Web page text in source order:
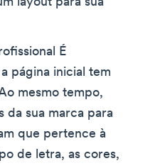
É
página inicial tem
mesmo tempo,
da sua marca para
que pertence à
de letra, as cores,